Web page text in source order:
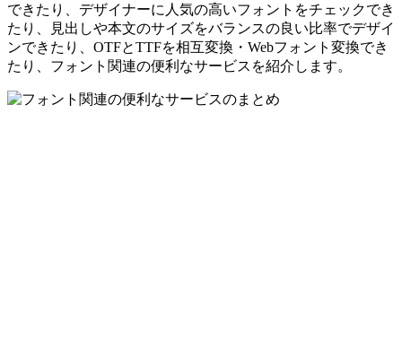
できたり、デザイナーに人気の高いフォントをチェックでき
たり、見出しや本文のサイズをバランスの良い比率でデザイ
ンできたり、OTFとTTFを相互変換・Webフォント変換でき
たり、フォント関連の便利なサービスを紹介します。